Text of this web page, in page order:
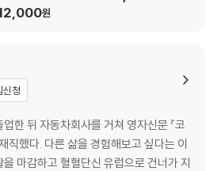
원
신청
한 뒤 자동차회사를 거쳐 영자신문 『코
직했다. 다른 삶을 경험해보고 싶다는 이
마감하고 혈혈단신 유럽으로 건너가 지